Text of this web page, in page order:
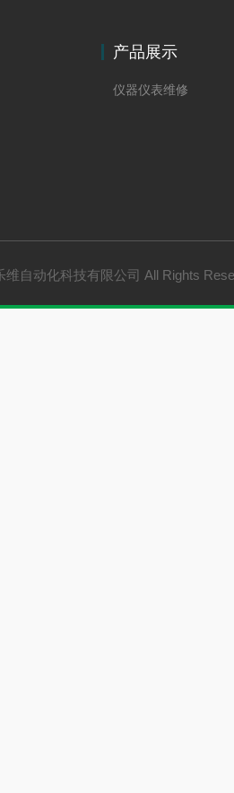
产品展示
仪器仪表维修
维自动化科技有限公司 All Rights